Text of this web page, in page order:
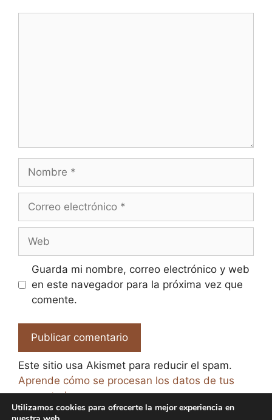
Nombre
Correo
Web
Guarda mi nombre, correo electrónico y web
en este navegador para la próxima vez que
comente.
Este sitio usa Akismet para reducir el spam.
Aprende cómo se procesan los datos de tus
comentarios.
Utilizamos cookies para ofrecerte la mejor experiencia en